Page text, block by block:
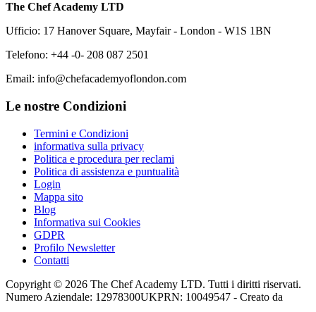
The Chef Academy LTD
Ufficio: 17 Hanover Square, Mayfair - London - W1S 1BN
Telefono: +44 -0- 208 087 2501
Email: info@chefacademyoflondon.com
Le nostre Condizioni
Termini e Condizioni
informativa sulla privacy
Politica e procedura per reclami
Politica di assistenza e puntualità
Login
Mappa sito
Blog
Informativa sui Cookies
GDPR
Profilo Newsletter
Contatti
Copyright © 2026 The Chef Academy LTD. Tutti i diritti riservati.
Numero Aziendale: 12978300UKPRN: 10049547 - Creato da